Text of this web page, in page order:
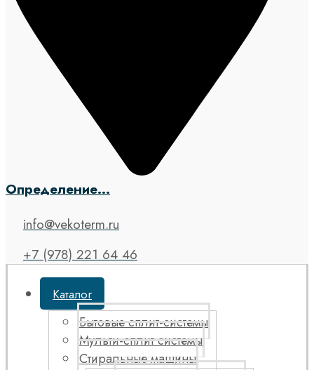
Определение...
info@vekoterm.ru
+7 (978) 221 64 46
Каталог
Бытовые сплит-системы
Мульти-сплит системы
Стиральные машины